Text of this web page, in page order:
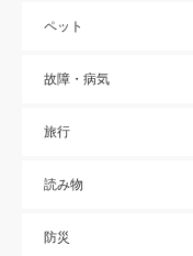
ペット
故障・病気
旅行
読み物
防災